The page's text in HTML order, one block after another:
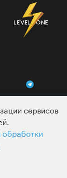
сервисов
обработки